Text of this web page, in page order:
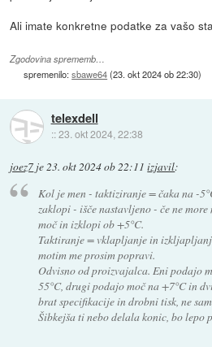
Ali imate konkretne podatke za vašo
Zgodovina sprememb…
spremenilo:sbawe64(23. okt 2024 ob 22:30)
telexdell
::23. okt 2024, 22:38
joez7 je23. okt 2024 ob 22:11 izjavil:
Kol je men - taktiziranje = čaka na -
zaklopi - išče nastavljeno - če ne
moč in izklopi ob +5°C.
Taktiranje = vklapljanje in
motim me prosim popravi.
Odvisno od proizvajalca. Eni podajo
55°C, drugi podajo moč na +7°C in
brat specifikacije in drobni tisk, ne
Šibkejša ti nebo delala konic, bo lepo